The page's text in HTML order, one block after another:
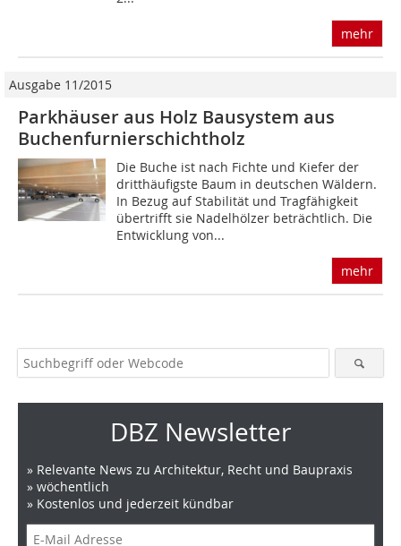
mehr
Ausgabe 11/2015
Parkhäuser aus Holz Bausystem aus
Buchenfurnierschichtholz
Die Buche ist nach Fichte und Kiefer der
dritthäufigste Baum in deutschen Wäldern.
In Bezug auf Stabilität und Tragfähigkeit
übertrifft sie Nadelhölzer beträchtlich. Die
Entwicklung von...
mehr
DBZ Newsletter
» Relevante News zu Architektur, Recht und Baupraxis
» wöchentlich
» Kostenlos und jederzeit kündbar